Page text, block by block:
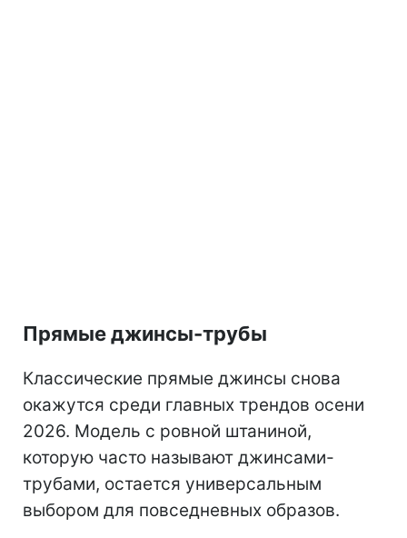
Прямые джинсы-трубы
Классические прямые джинсы снова
окажутся среди главных трендов осени
2026. Модель с ровной штаниной,
которую часто называют джинсами-
трубами, остается универсальным
выбором для повседневных образов.